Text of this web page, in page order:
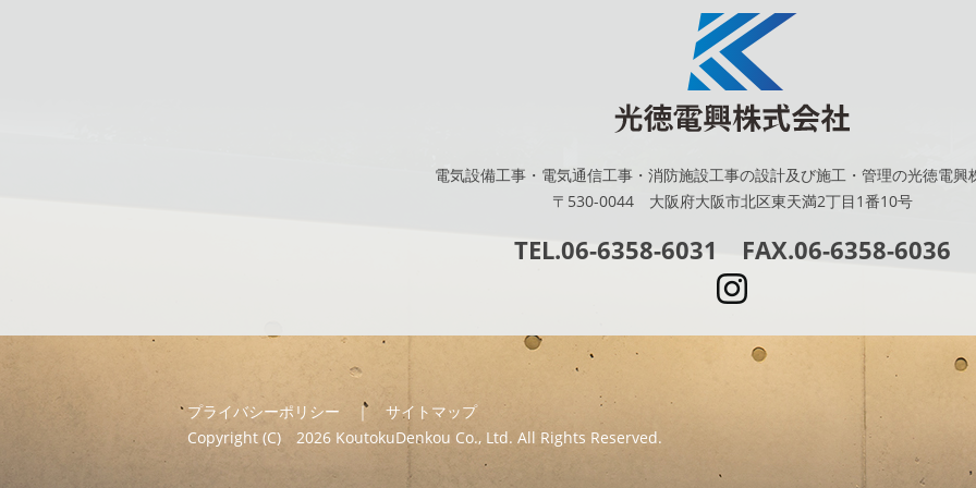
電気設備工事・電気通信工事・消防施設工事の設計及び施工・管理の光徳電興
〒530-0044 大阪府大阪市北区東天満2丁目1番10号
TEL.06-6358-6031 FAX.06-6358-6036
プライバシーポリシー ｜ サイトマップ
Copyright (C) 2026 KoutokuDenkou Co., Ltd. All Rights Reserved.